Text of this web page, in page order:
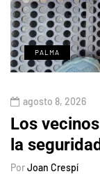
PALMA
agosto 8, 2026
Los
la
PorJoan Crespí